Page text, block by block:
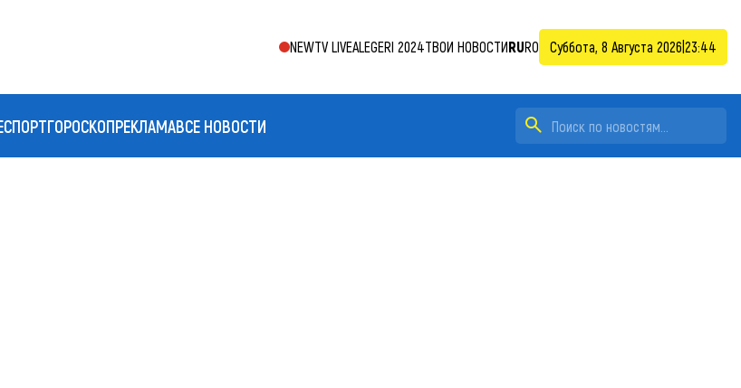
NEWTV LIVEALEGERI 2024ТВОИ НОВОСТИRURO Суббота, 8 Августа 2026 23:44
СПОРТГОРОСКОПРЕКЛАМАВСЕ НОВОСТИ